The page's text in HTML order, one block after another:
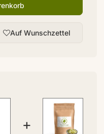
Auf Wunschzettel
+